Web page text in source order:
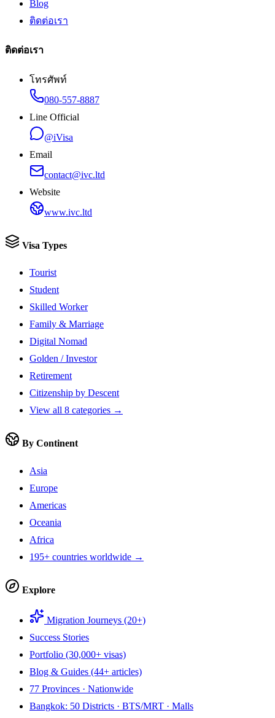
Blog
ติดต่อเรา
ติดต่อเรา
โทรศัพท์
080-557-8887
Line Official
@iVisa
Email
contact@ivc.ltd
Website
www.ivc.ltd
Visa Types
Tourist
Student
Skilled Worker
Family & Marriage
Digital Nomad
Golden / Investor
Retirement
Citizenship by Descent
View all 8 categories →
By Continent
Asia
Europe
Americas
Oceania
Africa
195+ countries worldwide →
Explore
Migration Journeys (20+)
Success Stories
Portfolio (30,000+ visas)
Blog & Guides (44+ articles)
77 Provinces · Nationwide
Bangkok: 50 Districts · BTS/MRT · Malls